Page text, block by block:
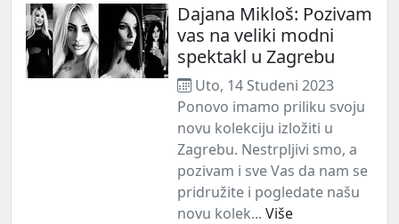
Dajana Mikloš: Pozivam
vas na veliki modni
spektakl u Zagrebu
Uto, 14 Studeni 2023
Ponovo imamo priliku svoju
novu kolekciju izložiti u
Zagrebu. Nestrpljivi smo, a
pozivam i sve Vas da nam se
pridružite i pogledate našu
novu kolek... Više